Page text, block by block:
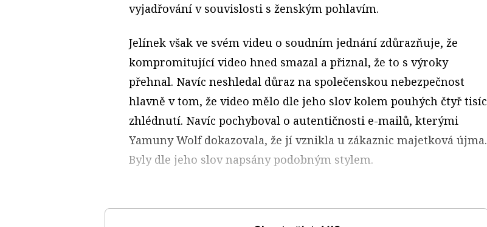
vyjadřování v souvislosti s ženským pohlavím.
Jelínek však ve svém videu o soudním jednání zdůrazňuje, že
kompromitující video hned smazal a přiznal, že to s výroky
přehnal. Navíc neshledal důraz na společenskou nebezpečnost
hlavně v tom, že video mělo dle jeho slov kolem pouhých čtyř tisíc
zhlédnutí. Navíc pochyboval o autentičnosti e-mailů, kterými
Yamuny Wolf dokazovala, že jí vznikla u zákaznic majetková újma.
Byly dle jeho slov napsány podobným stylem.